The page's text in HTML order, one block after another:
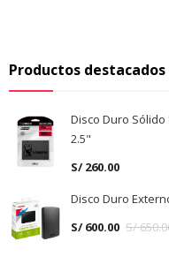
Productos destacados
Disco Duro Sólido
2.5"
S/260.00
Disco Duro
S/600.00 S/